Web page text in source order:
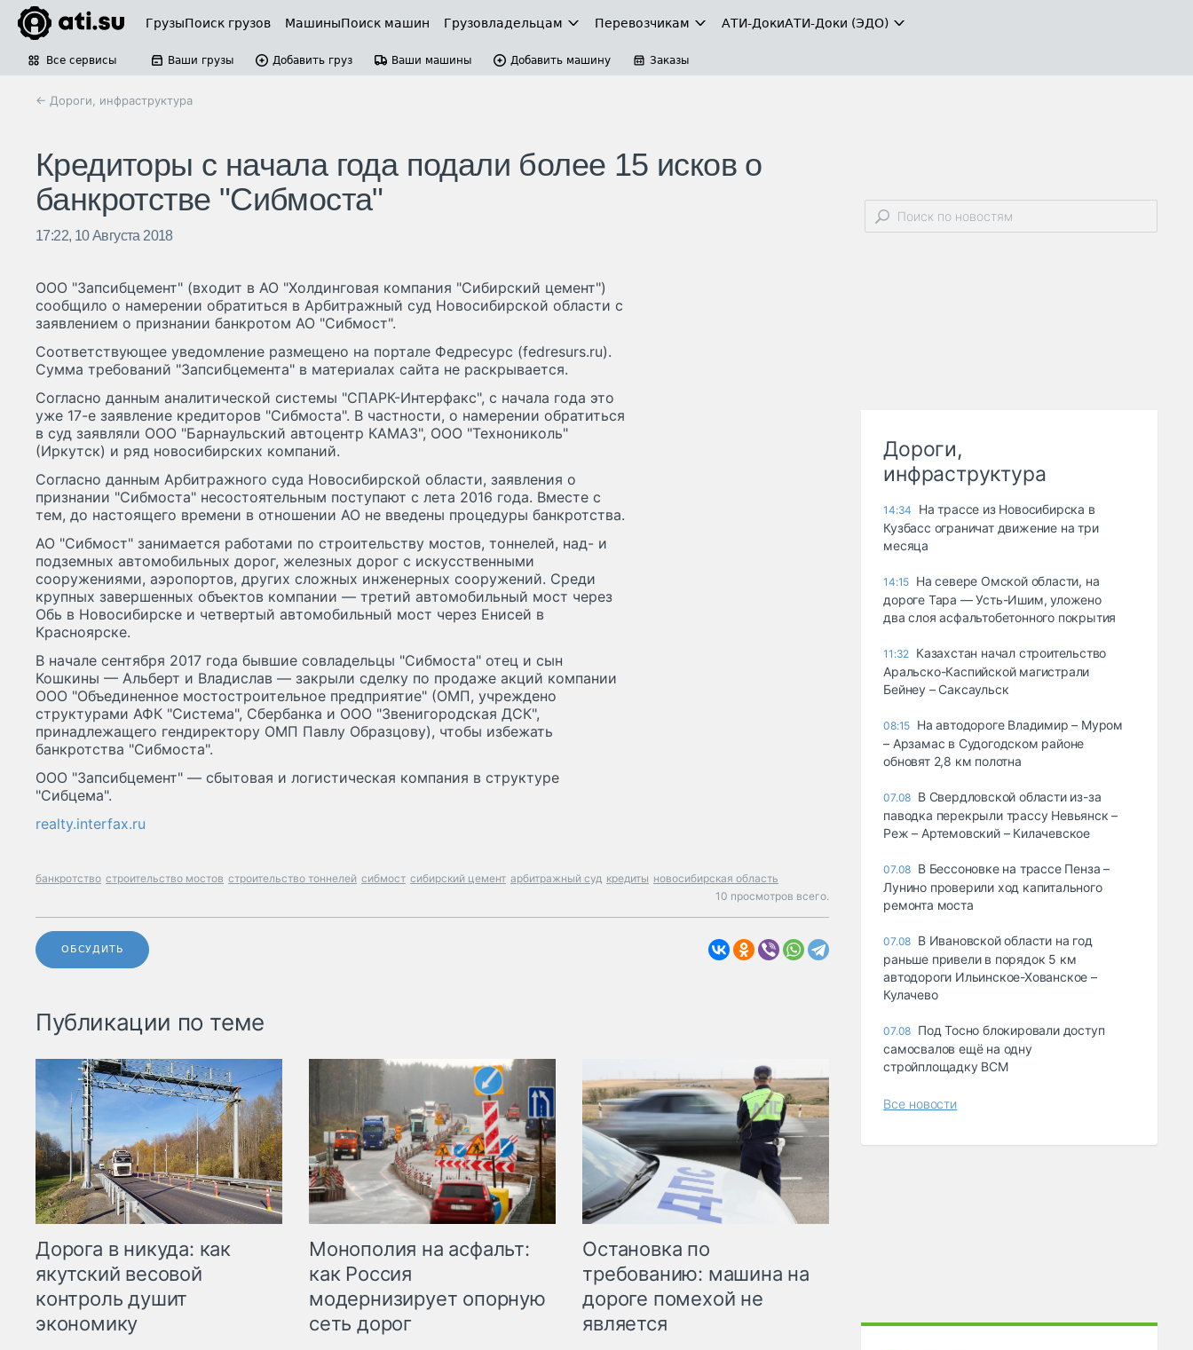
ГрузыПоиск грузов МашиныПоиск машин Грузовладельцам Перевозчикам АТИ-ДокиАТИ-Доки (ЭДО)
Все сервисы Ваши грузы Добавить груз Ваши машины Добавить машину Заказы
← Дороги, инфраструктура
Кредиторы с начала года подали более 15 исков о
банкротстве "Сибмоста"
17:22, 10 Августа 2018
ООО "Запсибцемент" (входит в АО "Холдинговая компания "Сибирский цемент")
сообщило о намерении обратиться в Арбитражный суд Новосибирской области с
заявлением о признании банкротом АО "Сибмост".
Соответствующее уведомление размещено на портале Федресурс (fedresurs.ru).
Сумма требований "Запсибцемента" в материалах сайта не раскрывается.
Согласно данным аналитической системы "СПАРК-Интерфакс", с начала года это
уже 17-е заявление кредиторов "Сибмоста". В частности, о намерении обратиться
в суд заявляли ООО "Барнаульский автоцентр КАМАЗ", ООО "Технониколь"
(Иркутск) и ряд новосибирских компаний.
Согласно данным Арбитражного суда Новосибирской области, заявления о
признании "Сибмоста" несостоятельным поступают с лета 2016 года. Вместе с
тем, до настоящего времени в отношении АО не введены процедуры банкротства.
АО "Сибмост" занимается работами по строительству мостов, тоннелей, над- и
подземных автомобильных дорог, железных дорог с искусственными
сооружениями, аэропортов, других сложных инженерных сооружений. Среди
крупных завершенных объектов компании — третий автомобильный мост через
Обь в Новосибирске и четвертый автомобильный мост через Енисей в
Красноярске.
В начале сентября 2017 года бывшие совладельцы "Сибмоста" отец и сын
Кошкины — Альберт и Владислав — закрыли сделку по продаже акций компании
ООО "Объединенное мостостроительное предприятие" (ОМП, учреждено
структурами АФК "Система", Сбербанка и ООО "Звенигородская ДСК",
принадлежащего гендиректору ОМП Павлу Образцову), чтобы избежать
банкротства "Сибмоста".
ООО "Запсибцемент" — сбытовая и логистическая компания в структуре
"Сибцема".
realty.interfax.ru
банкротство строительство мостов строительство тоннелей сибмост сибирский цемент арбитражный суд кредиты новосибирская область
10 просмотров всего.
ОБСУДИТЬ
Публикации по теме
Дорога в никуда: как
якутский весовой
контроль душит
экономику
Монополия на асфальт:
как Россия
модернизирует опорную
сеть дорог
Остановка по
требованию: машина на
дороге помехой не
является
Дороги,
инфраструктура
14:34
На трассе из Новосибирска в
Кузбасс ограничат движение на три
месяца
14:15 На севере Омской области, на
дороге Тара — Усть-Ишим, уложено
два слоя асфальтобетонного покрытия
11:32 Казахстан начал строительство
Аральско-Каспийской магистрали
Бейнеу – Саксаульск
08:15 На автодороге Владимир – Муром
– Арзамас в Судогодском районе
обновят 2,8 км полотна
07.08 В Свердловской области из-за
паводка перекрыли трассу Невьянск –
Реж – Артемовский – Килачевское
07.08 В Бессоновке на трассе Пенза –
Лунино проверили ход капитального
ремонта моста
07.08 В Ивановской области на год
раньше привели в порядок 5 км
автодороги Ильинское-Хованское –
Кулачево
07.08 Под Тосно блокировали доступ
самосвалов ещё на одну
стройплощадку ВСМ
Все новости